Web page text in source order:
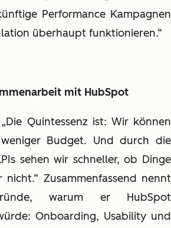
Performance Kampagnen
überhaupt funktionieren.“
mit HubSpot
Quintessenz ist: Wir können
Budget. Und durch die
sehen wir schneller, ob Dinge
Zusammenfassend nennt
warum er HubSpot
Onboarding, Usability und